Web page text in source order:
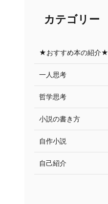
カテゴリー
★おすすめ本の紹介★
一人思考
哲学思考
小説の書き方
自作小説
自己紹介